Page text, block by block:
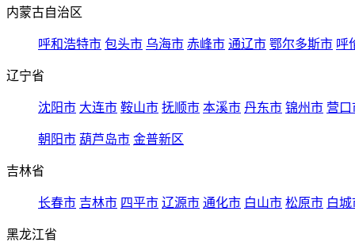
内蒙古自治区
呼和浩特市 包头市 乌海市 赤峰市 通辽市 鄂尔多斯市 呼
辽宁省
沈阳市 大连市 鞍山市 抚顺市 本溪市 丹东市 锦州市 营口
朝阳市 葫芦岛市 金普新区
吉林省
长春市 吉林市 四平市 辽源市 通化市 白山市 松原市 白城
黑龙江省